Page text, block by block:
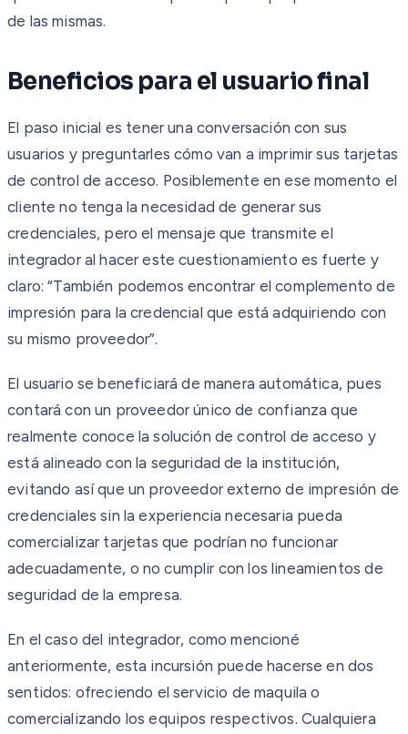
de las mismas.
Beneficios para el usuario final
El paso inicial es tener una conversación con sus
usuarios y preguntarles cómo van a imprimir sus tarjetas
de control de acceso. Posiblemente en ese momento el
cliente no tenga la necesidad de generar sus
credenciales, pero el mensaje que transmite el
integrador al hacer este cuestionamiento es fuerte y
claro: “También podemos encontrar el complemento de
impresión para la credencial que está adquiriendo con
su mismo proveedor”.
El usuario se beneficiará de manera automática, pues
contará con un proveedor único de confianza que
realmente conoce la solución de control de acceso y
está alineado con la seguridad de la institución,
evitando así que un proveedor externo de impresión de
credenciales sin la experiencia necesaria pueda
comercializar tarjetas que podrían no funcionar
adecuadamente, o no cumplir con los lineamientos de
seguridad de la empresa.
En el caso del integrador, como mencioné
anteriormente, esta incursión puede hacerse en dos
sentidos: ofreciendo el servicio de maquila o
comercializando los equipos respectivos. Cualquiera